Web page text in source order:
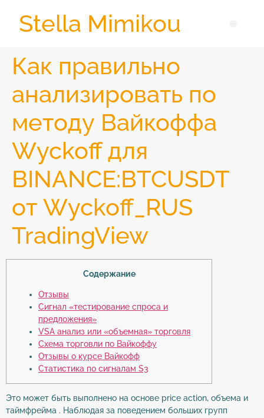
Stella Mimikou
Как правильно
анализировать по
методу Вайкоффа
Wyckoff для
BINANCE:BTCUSDT
от Wyckoff_RUS
TradingView
Содержание
Отзывы
Сигнал «тестирование спроса и
предложения»
VSA анализ или «объемная» торговля
Схема торговли по Вайкоффу
Отзывы о курсе Вайкофф
Статистика по сигналам S3
Это может быть выполнено на основе price action, объема и
таймфрейма . Наблюдая за поведением больших групп